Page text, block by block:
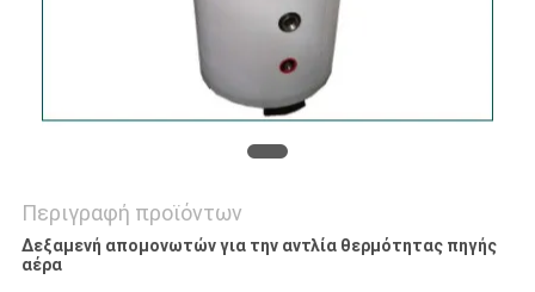
Περιγραφή προϊόντων
Δεξαμενή απομονωτών για την αντλία θερμότητας πηγής
αέρα